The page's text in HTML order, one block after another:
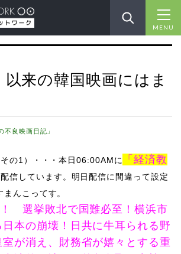
MENU
以来の韓国映画にはま
不良映画日記」
の1）・・・本日06:00AMに
「経済教
信しています。明日配信に間違って設定
んこってす。
！ 選挙敗北で国難必至！横浜市
本の崩壊！日共に牛耳られる野
が消え、財務省が嬉々とする重